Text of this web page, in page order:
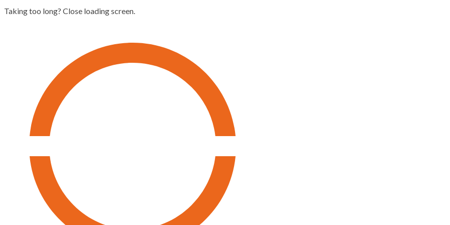
Taking too long? Close loading screen.